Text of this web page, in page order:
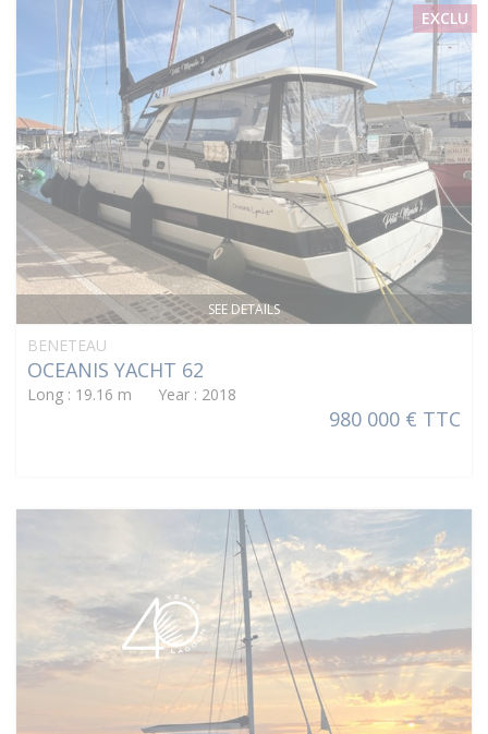
SEE DETAILS
EXCLU
BENETEAU
OCEANIS YACHT 62
Long : 19.16 m Year : 2018
980 000 € TTC